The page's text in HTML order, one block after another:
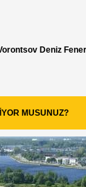
Deniz
MUSUNUZ?